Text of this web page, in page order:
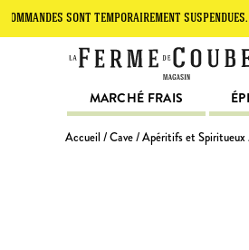
sont temporairement suspendues. Merci
MARCHÉ FRAIS
Accueil /Cave/Apéritifs et Spiritueux